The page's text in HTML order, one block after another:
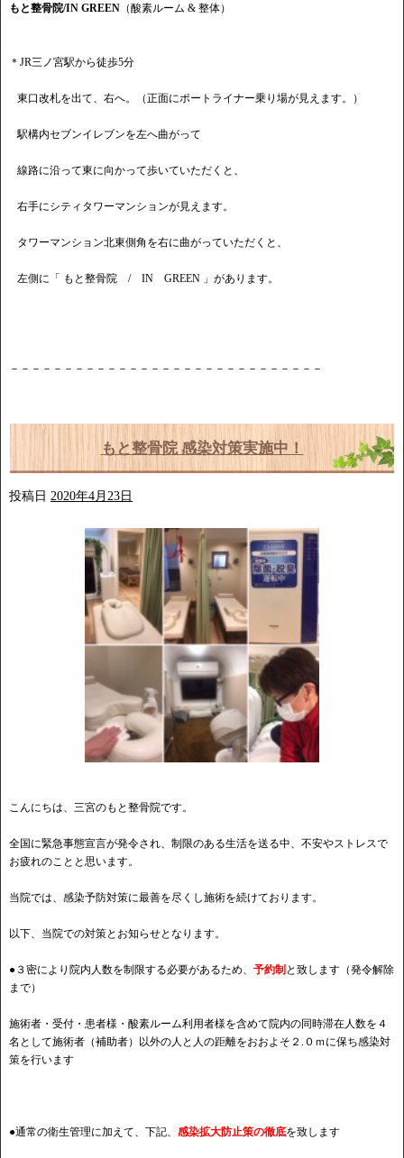
もと整骨院/IN GREEN （酸素ルーム & 整体）
＊JR三ノ宮駅から徒歩5分
東口改札を出て、右へ。（正面にポートライナー乗り場が見えます。）
駅構内セブンイレブンを左へ曲がって
線路に沿って東に向かって歩いていただくと、
右手にシティタワーマンションが見えます。
タワーマンション北東側角を右に曲がっていただくと、
左側に「 もと整骨院 / IN GREEN 」があります。
－－－－－－－－－－－－－－－－－－－－－－－－－－－－－
もと整骨院 感染対策実施中！
投稿日 2020年4月23日
こんにちは、三宮のもと整骨院です。
全国に緊急事態宣言が発令され、制限のある生活を送る中、不安やストレスで
お疲れのことと思います。
当院では、感染予防対策に最善を尽くし施術を続けております。
以下、当院での対策とお知らせとなります。
●３密により院内人数を制限する必要があるため、 予約制 と致します（発令解除
まで）
施術者・受付・患者様・酸素ルーム利用者様を含めて院内の同時滞在人数を４
名として施術者（補助者）以外の人と人の距離をおおよそ２.０ｍに保ち感染対
策を行います
●通常の衛生管理に加えて、下記、 感染拡大防止策の徹底を致します